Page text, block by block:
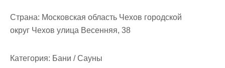
Страна: Московская область Чехов городской
округ Чехов улица Весенняя, 38
Категория: Бани / Сауны